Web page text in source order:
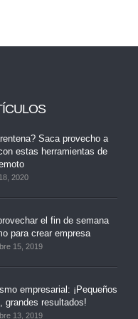
Saca provecho a
estas herramientas de
2020
el fin de semana
para crear empresa
15, 2019
empresarial: ¡Pequeños
grandes resultados!
13, 2019